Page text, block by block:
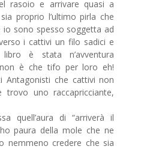
rasoio e arrivare quasi a
proprio l’ultimo pirla che
io sono spesso soggetta ad
i cattivi un filo sadici e
è stata n’avventura
non è che tifo per loro eh!
Antagonisti che cattivi non
trovo uno raccapricciante,
quell’aura di “arriverà il
paura della mole che ne
nemmeno credere che sia